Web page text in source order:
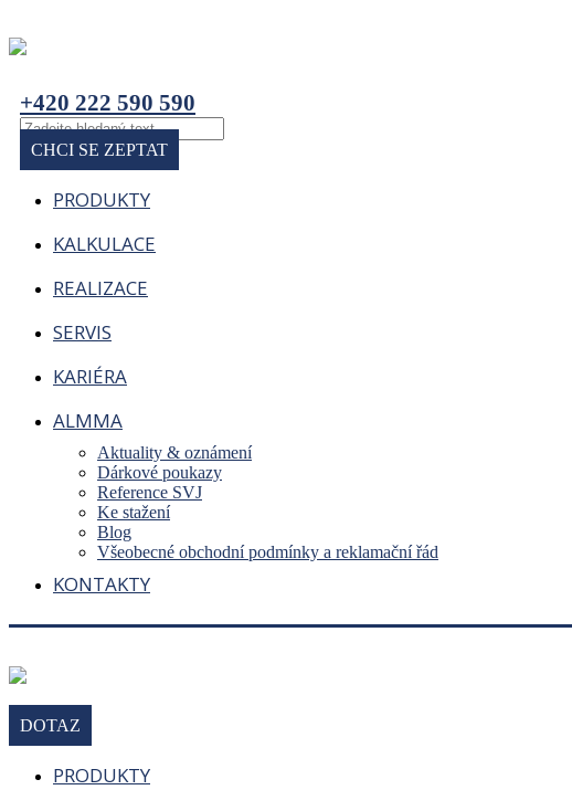
+420 222 590 590
CHCI SE ZEPTAT
PRODUKTY
KALKULACE
REALIZACE
SERVIS
KARIÉRA
ALMMA
Aktuality & oznámení
Dárkové poukazy
Reference SVJ
Ke stažení
Blog
Všeobecné obchodní podmínky a reklamační řád
KONTAKTY
DOTAZ
PRODUKTY